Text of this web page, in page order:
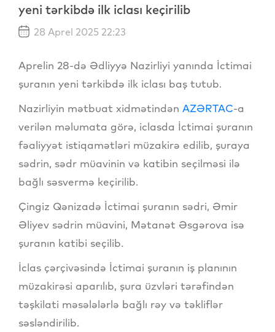
yeni tərkibdə ilk iclası keçirilib
28 Aprel 2025 22:23
Aprelin 28-də Ədliyyə Nazirliyi yanında İctimai
şuranın yeni tərkibdə ilk iclası baş tutub.
Nazirliyin mətbuat xidmətindən AZƏRTAC-a
verilən məlumata görə, iclasda İctimai şuranın
fəaliyyət istiqamətləri müzakirə edilib, şuraya
sədrin, sədr müavinin və katibin seçilməsi ilə
bağlı səsvermə keçirilib.
Çingiz Qənizadə İctimai şuranın sədri, Əmir
Əliyev sədrin müavini, Mətanət Əsgərova isə
şuranın katibi seçilib.
İclas çərçivəsində İctimai şuranın iş planının
müzakirəsi aparılıb, şura üzvləri tərəfindən
təşkilati məsələlərlə bağlı rəy və təkliflər
səsləndirilib.